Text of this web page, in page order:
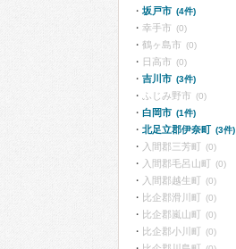
坂戸市 (4件)
幸手市 (0)
鶴ヶ島市 (0)
日高市 (0)
吉川市 (3件)
ふじみ野市 (0)
白岡市 (1件)
北足立郡伊奈町 (3件)
入間郡三芳町 (0)
入間郡毛呂山町 (0)
入間郡越生町 (0)
比企郡滑川町 (0)
比企郡嵐山町 (0)
比企郡小川町 (0)